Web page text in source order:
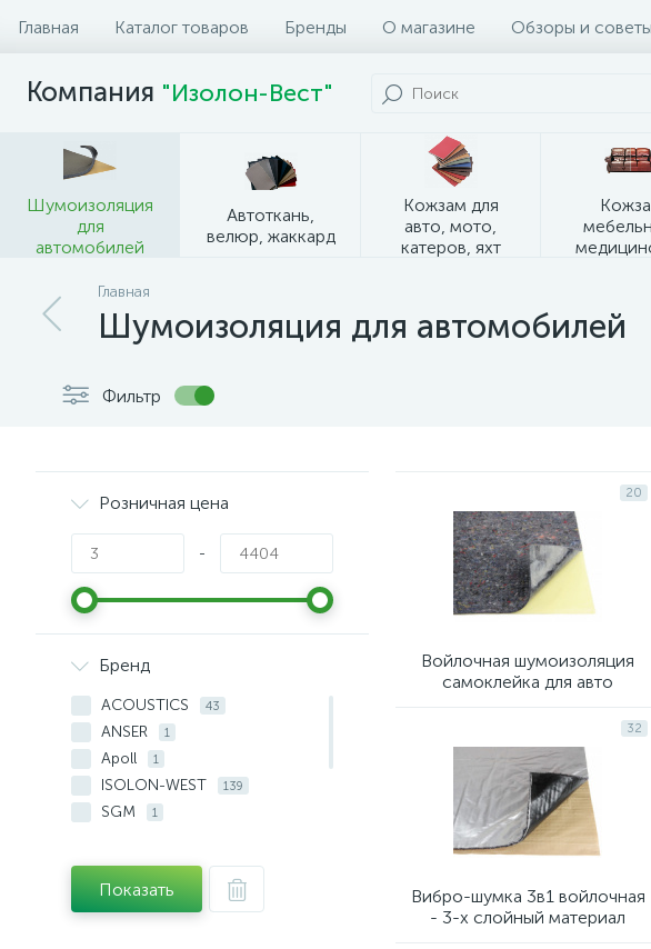
Главная Каталог товаров Бренды О магазине Обзоры и советы
Компания "Изолон-Вест"
Шумоизоляция
для
автомобилей
Автоткань,
велюр, жаккард
Кожзам для
авто, мото,
катеров, яхт
Главная
Шумоизоляция для автомобилей
Фильтр
Розничная цена
-
Бренд
ACOUSTICS 43
ANSER 1
Apoll 1
ISOLON-WEST 139
SGM 1
VIKAR 3
Vizol 4
СтандартПласт
Показать
20
Войлочная шумоизоляция
самоклейка для авто
32
Вибро-шумка 3в1 войлочная
- 3-х слойный материал